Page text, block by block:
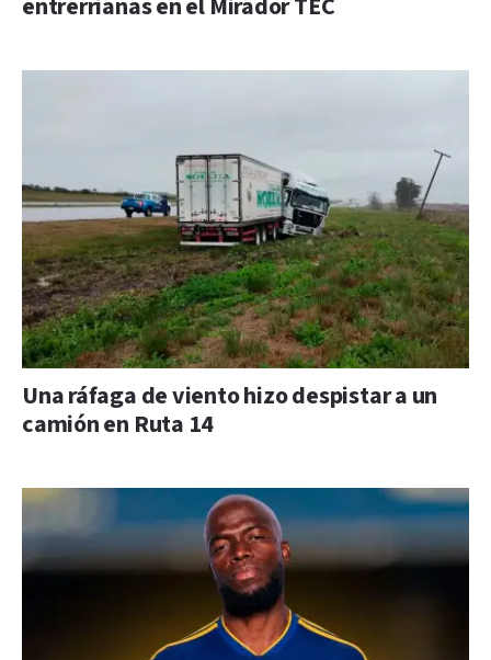
entrerrianas en el Mirador TEC
Una ráfaga de viento hizo despistar a un
camión en Ruta 14